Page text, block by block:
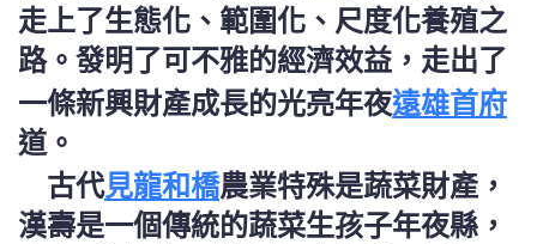
走上了生態化、範圍化、尺度化養殖之
路。發明了可不雅的經濟效益，走出了
一條新興財產成長的光亮年夜遠雄首府
道。
古代見龍和橋農業特殊是蔬菜財產，
漢壽是一個傳統的蔬菜生孩子年夜縣，